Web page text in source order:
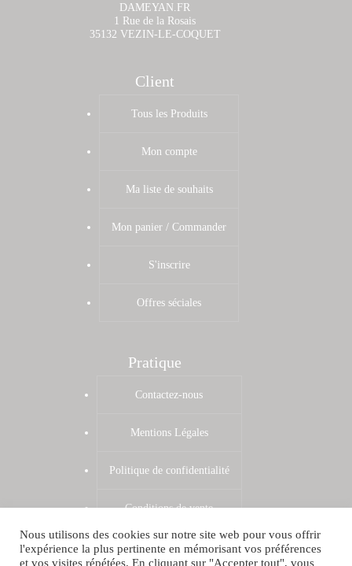
DAMEYAN.FR
1 Rue de la Rosais
35132 VEZIN-LE-COQUET
Client
Tous les Produits
Mon compte
Ma liste de souhaits
Mon panier / Commander
S'inscrire
Offres séciales
Pratique
Contactez-nous
Mentions Légales
Politique de confidentialité
Conditions de vente
Zones de livraison
Nous utilisons des cookies sur notre site web pour vous offrir
l'expérience la plus pertinente en mémorisant vos préférences
et vos visites répétées. En cliquant sur "Accepter tout", vous